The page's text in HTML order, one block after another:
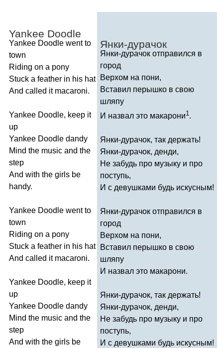
Yankee Doodle
Yankee Doodle went to
town
Riding on a pony
Stuck a feather in his hat
And called it macaroni.
Yankee Doodle, keep it
up
Yankee Doodle dandy
Mind the music and the
step
And with the girls be
handy.
Yankee Doodle went to
town
Riding on a pony
Stuck a feather in his hat
And called it macaroni.
Yankee Doodle, keep it
up
Yankee Doodle dandy
Mind the music and the
step
And with the girls be
Янки-дурачок
Янки-дурачок отправился в
город
Верхом на пони,
Вставил перышко в свою
шляпу
И назвал это макарони1 .
Янки-дурачок, так держать!
Янки-дурачок, денди,
Не забудь про музыку и про
поступь,
И с девушками будь искусным!
Янки-дурачок отправился в
город
Верхом на пони,
Вставил перышко в свою
шляпу
И назвал это макарони.
Янки-дурачок, так держать!
Янки-дурачок, денди,
Не забудь про музыку и про
поступь,
И с девушками будь искусным!